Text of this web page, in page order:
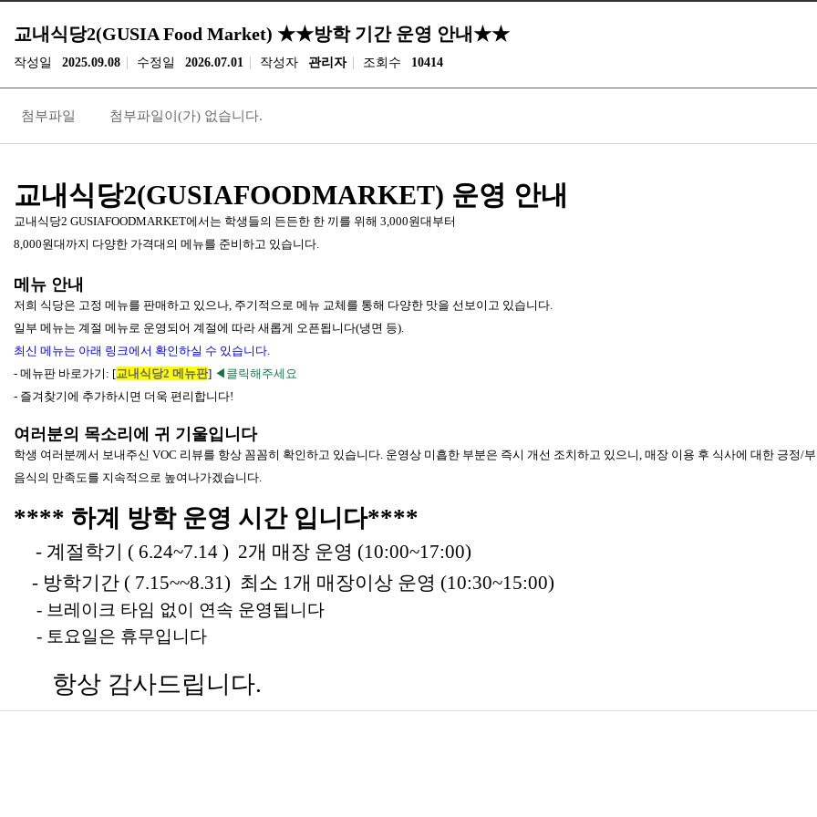
교내식당2(GUSIA Food Market) ★★방학 기간 운영 안내★★
작성일 2025.09.08 수정일 2026.07.01 작성자 관리자 조회수 10414
첨부파일 첨부파일이(가) 없습니다.
교내식당2(GUSIAFOODMARKET) 운영 안내
교내식당2 GUSIAFOODMARKET에서는 학생들의 든든한 한 끼를 위해 3,000원대부터
8,000원대까지 다양한 가격대의 메뉴를 준비하고 있습니다.
메뉴 안내
저희 식당은 고정 메뉴를 판매하고 있으나, 주기적으로 메뉴 교체를 통해 다양한 맛을 선보이고 있습니다.
일부 메뉴는 계절 메뉴로 운영되어 계절에 따라 새롭게 오픈됩니다(냉면 등).
최신 메뉴는 아래 링크에서 확인하실 수 있습니다.
- 메뉴판 바로가기: [교내식당2 메뉴판] ◀클릭해 주세요
- 즐겨찾기에 추가하시면 더욱 편리합니다!
여러분의 목소리에 귀 기울입니다
학생 여러분께서 보내주신 VOC 리뷰를 항상 꼼꼼히 확인하고 있습니다. 운영상 미흡한 부분은 즉시 개선 조치하고 있으니, 매장 이용 후 식사에 대한 긍정
음식의 만족도를 지속적으로 높여나가겠습니다.
**** 하계 방학 운영 시간 입니다****
- 계절학기 ( 6.24~7.14 ) 2개 매장 운영 (10:00~17:00)
- 방학기간 ( 7.15~~8.31) 최소 1개 매장이상 운영 (10:30~15:00)
- 브레이크 타임 없이
연속 운영됩니다
- 토요일은 휴무입니다
항상 감사드립니다.